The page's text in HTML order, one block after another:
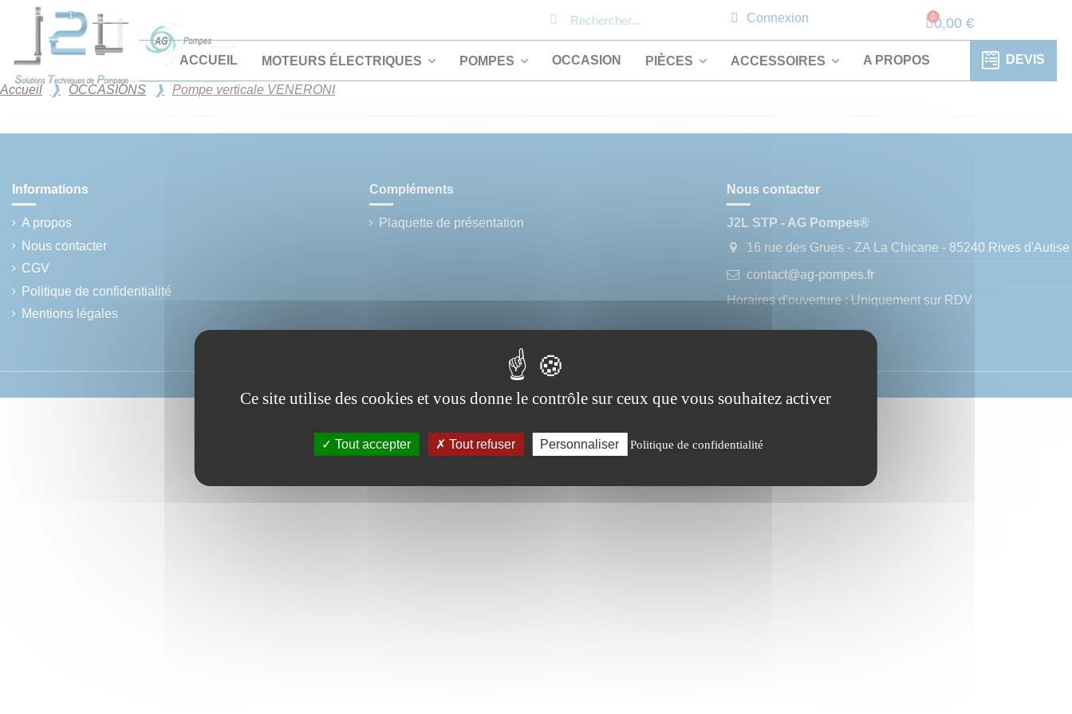
Connexion 0,00 €
ACCUEIL MOTEURS ÉLECTRIQUES POMPES OCCASION PIÈCES ACCESSOIRES A PROPOS DEVIS
Accueil OCCASIONS Pompe verticale VENERONI
Informations
A propos
Nous contacter
CGV
Politique de confidentialité
Mentions légales
Compléments
Plaquette de présentation
Nous contacter
J2L STP - AG Pompes®
16 rue des Grues - ZA La Chicane - 85240 Rives d'Autise
contact@ag-pompes.fr
Horaires d'ouverture : Uniquement sur RDV
2023 - Site réalisé par l'agence
Panneau de gestion des cookies
Ce site utilise des cookies et vous donne le contrôle sur ceux que vous souhaitez activer
Tout accepter Tout refuser Personnaliser Politique de confidentialité